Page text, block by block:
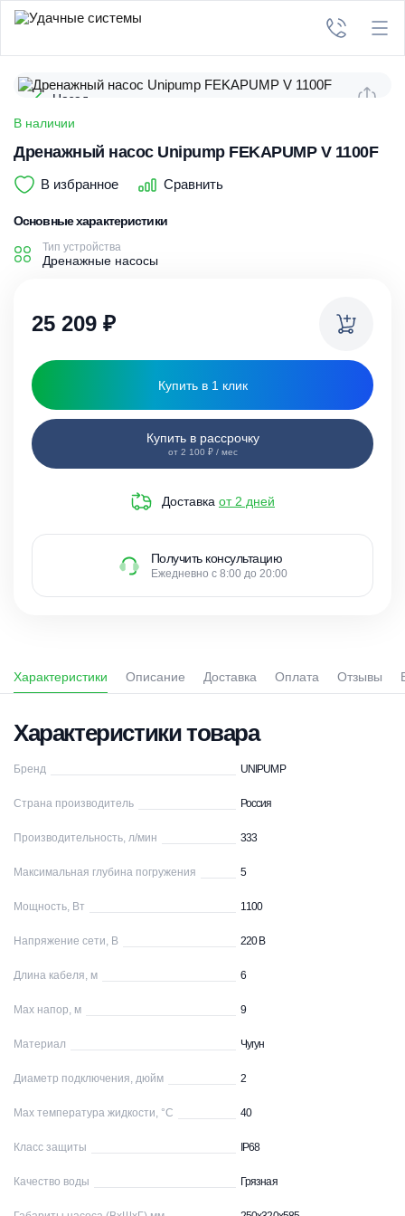
Назад
В наличии
Дренажный насос Unipump FEKAPUMP V 1100F
В избранное Сравнить
Основные характеристики
Тип устройства
Дренажные насосы
25 209 ₽
Купить в 1 клик
Купить в рассрочку
от 2 100 ₽ / мес
Доставка от 2 дней
Получить консультацию
Ежедневно с 8:00 до 20:00
Характеристики Описание Доставка Оплата Отзывы
Характеристики товара
Бренд UNIPUMP
Страна производитель Россия
Производительность, л/мин 333
Максимальная глубина погружения 5
Мощность, Вт 1100
Напряжение сети, В 220 В
Длина кабеля, м 6
Max напор, м 9
Материал Чугун
Диаметр подключения, дюйм 2
Max температура жидкости, °С 40
Класс защиты IP68
Качество воды Грязная